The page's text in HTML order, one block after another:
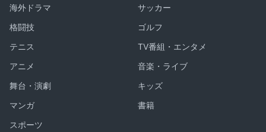
海外ドラマ
サッカー
格闘技
ゴルフ
テニス
TV番組・エンタメ
アニメ
音楽・ライブ
舞台・演劇
キッズ
マンガ
書籍
スポーツ